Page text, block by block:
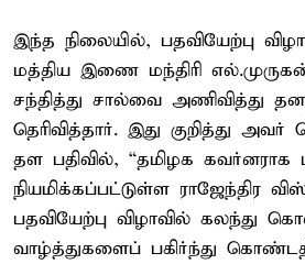
இந்த நிலையில், பதவியேற்பு
மத்திய இணை மந்திரி
சந்தித்து சால்வை அணிவித்து
தெரிவித்தார். இது குறித்து
தள பதிவில், “தமிழக கவர்னராக
நியமிக்கப்பட்டுள்ள ராஜேந்திர
பதவியேற்பு விழாவில் கலந்து
வாழ்த்துகளைப் பகிர்ந்து